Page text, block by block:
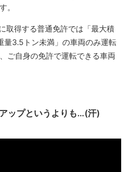
。
取得する普通免許では「最大積
量3.5トン未満」の車両のみ運転
ご自身の免許で運転できる車両
ップというよりも…(汗)